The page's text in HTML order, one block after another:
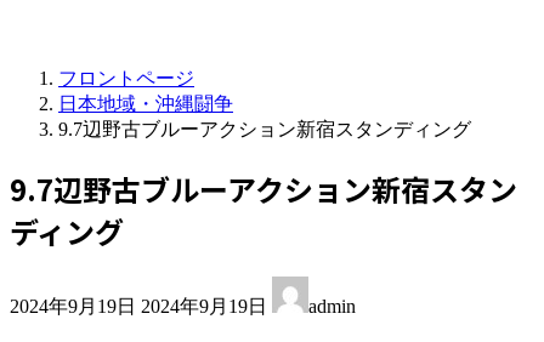
フロントページ
日本地域・沖縄闘争
9.7辺野古ブルーアクション新宿スタンディング
9.7辺野古ブルーアクション新宿スタン
ディング
2024年9月19日 終
2024年9月19日 admin